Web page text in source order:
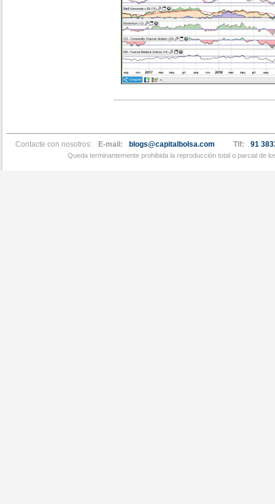
Contacte con nosotros: E-mail: blogs@capitalbolsa.com Tlf: 91
Queda terminantemente prohibida la reproducción total o parcial de